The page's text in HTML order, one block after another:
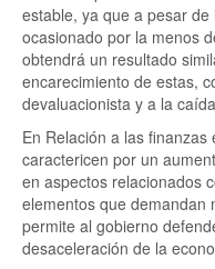
estable, ya que a pesar
ocasionado por la menos
obtendrá un resultado
encarecimiento de estas,
devaluacionista y a la
En Relación a las
caractericen por un
en aspectos relacionados
elementos que demandan
permite al gobierno
desaceleración de la